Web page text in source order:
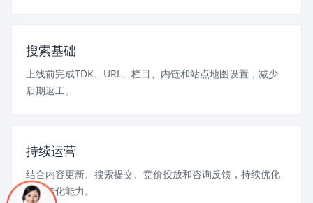
搜索基础
上线前完成TDK、URL、栏目、内链和站点地图设置，减少
后期返工。
持续运营
结合内容更新、搜索提交、竞价投放和咨询反馈，持续优化
页面转化能力。